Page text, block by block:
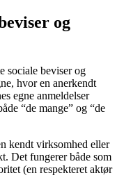
og
sociale beviser og
hvor en anerkendt
egne anmeldelser
“de mange” og “de
kendt virksomhed eller
Det fungerer både som
(en respekteret aktør